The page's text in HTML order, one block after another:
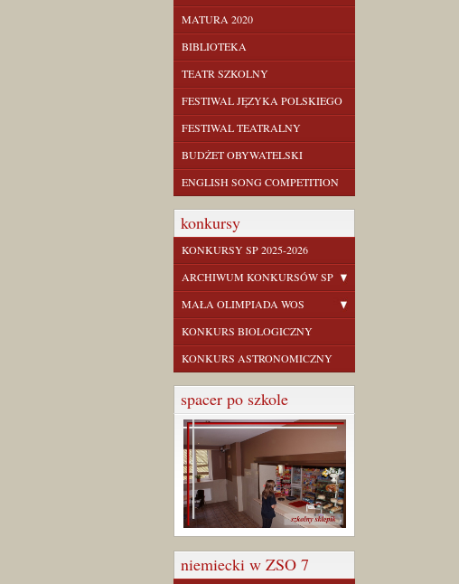
MATURA 2020
BIBLIOTEKA
TEATR SZKOLNY
FESTIWAL JĘZYKA POLSKIEGO
FESTIWAL TEATRALNY
BUDŻET OBYWATELSKI
ENGLISH SONG COMPETITION
konkursy
KONKURSY SP 2025-2026
ARCHIWUM KONKURSÓW SP
MAŁA OLIMPIADA WOS
KONKURS BIOLOGICZNY
KONKURS ASTRONOMICZNY
spacer po szkole
niemiecki w ZSO 7